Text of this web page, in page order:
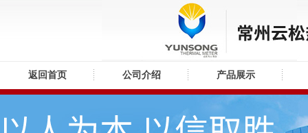
返回首页 公司介绍 产品展示